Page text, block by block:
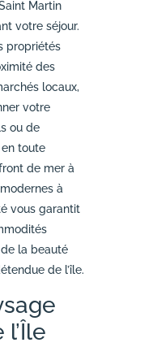
Martin
votre séjour.
propriétés
des
locaux,
votre
ou de
en toute
de mer à
à
vous garantit
la beauté
de l’île.